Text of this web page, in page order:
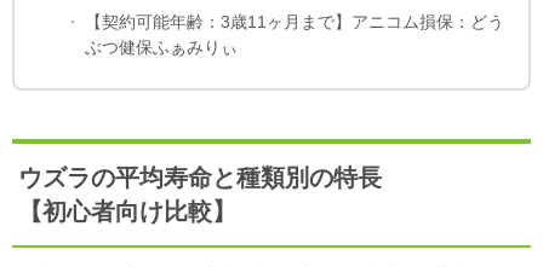
【契約可能年齢：3歳11ヶ月まで】アニコム損保：どう
ぶつ健保ふぁみりぃ
ウズラの保険選びで重要な比較ポイント
ウズラを飼う前に知っておきたいリスクと対策
ウズラが健康で長生きするための飼い方
【実践ガイド】
ウズラの平均寿命と種類別の特長
【初心者向け比較】